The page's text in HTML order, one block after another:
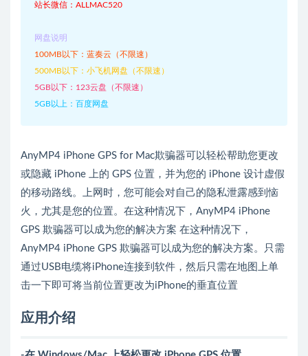
站长微信：ALLMAC520
网盘说明
100MB以下：蓝奏云（不限速）
500MB以下：小飞机网盘（不限速）
5GB以下：123云盘（不限速）
5GB以上：百度网盘
AnyMP4 iPhone GPS for Mac欺骗器可以轻松帮助您更改
或隐藏 iPhone 上的 GPS 位置，并为您的 iPhone 设计虚假
的移动路线。上网时，您可能会对自己的隐私泄露感到恼
火，尤其是您的位置。在这种情况下，AnyMP4 iPhone
GPS 欺骗器可以成为您的解决方案 在这种情况下，
AnyMP4 iPhone GPS 欺骗器可以成为您的解决方案。只需
通过USB电缆将iPhone连接到软件，然后只需在地图上单
击一下即可将当前位置更改为iPhone的垂直位置
应用介绍